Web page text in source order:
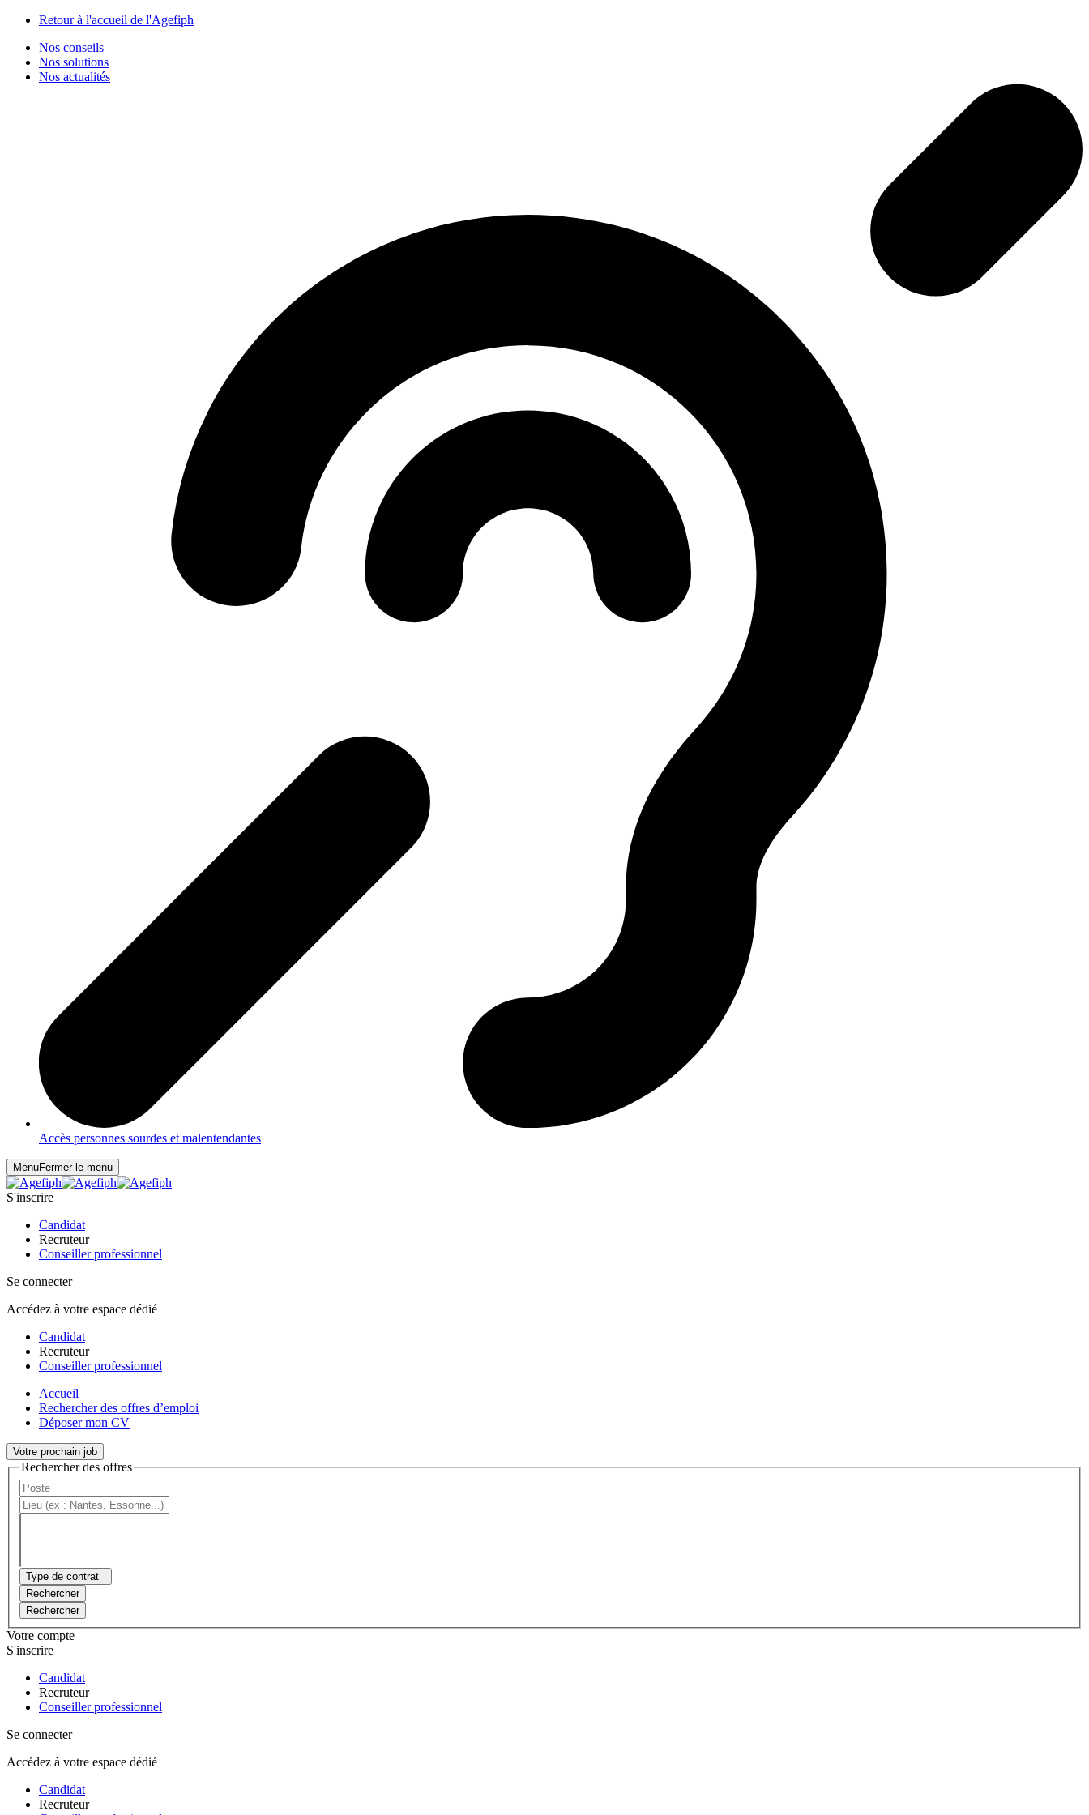
Retour à l'accueil de l'Agefiph
Nos conseils
Nos solutions
Nos actualités
Accès personnes sourdes et malentendantes
MenuFermer le menu
S'inscrire
Candidat
Recruteur
Conseiller professionnel
Se connecter
Accédez à votre espace dédié
Candidat
Recruteur
Conseiller professionnel
Accueil
Rechercher des offres d’emploi
Déposer mon CV
Votre prochain job
Rechercher des offres
Type de contrat
Rechercher
Rechercher
Votre compte
S'inscrire
Candidat
Recruteur
Conseiller professionnel
Se connecter
Accédez à votre espace dédié
Candidat
Recruteur